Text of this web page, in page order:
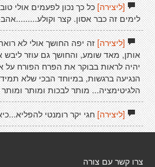
[ליצירה]כל כך נכון לפעמים אולי
לימים זה כבר אסון. קצר
[ליצירה]זה יפה החושך אולי לא
אותן, מאד שומע, והחושך גם עוזר
יהיה לראות בבוקר את הפרח הפורח על
הנגיעה ברגשות, במיוחד הבכי שלא
הלגיטימציה... מותר לבכות ומותר
[ליצירה]חגי יקר רומנטי
צרו קשר עם צורה